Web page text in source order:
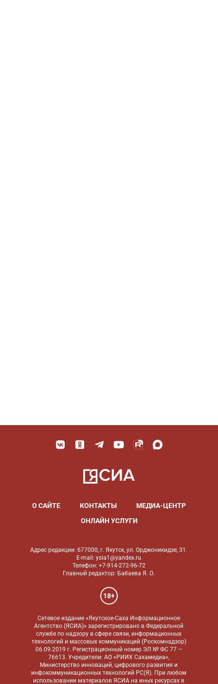
О САЙТЕ КОНТАКТЫ
МЕДИА-ЦЕНТР
ОНЛАЙН УСЛУГИ
Адрес редакции: 677000, г. Якутск, ул. Орджоникидзе, 31.
E-mail: ysia1@yandex.ru
Телефон: +7-914-272-96-72
Главный редактор: Бабаева Я. О.
18+
Сетевое издание «Якутское-Саха Информационное
Агентство (ЯСИА)» зарегистрировано в Федеральной
службе по надзору в сфере связи, информационных
технологий и массовых коммуникаций (Роскомнадзор)
06.09.2019 г. Регистрационный номер ЭЛ № ФС 77 —
76613. Учредители: АО «РИИХ Сахамедиа»,
Министерство инноваций, цифрового развития и
инфокоммуникационных технологий РС(Я). При любом
использовании материалов ЯСИА на иных ресурсах в